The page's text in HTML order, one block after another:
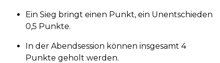
Ein Sieg bringt einen Punkt, ein Unentschieden
0,5 Punkte.
In der Abendsession können insgesamt 4
Punkte geholt werden.